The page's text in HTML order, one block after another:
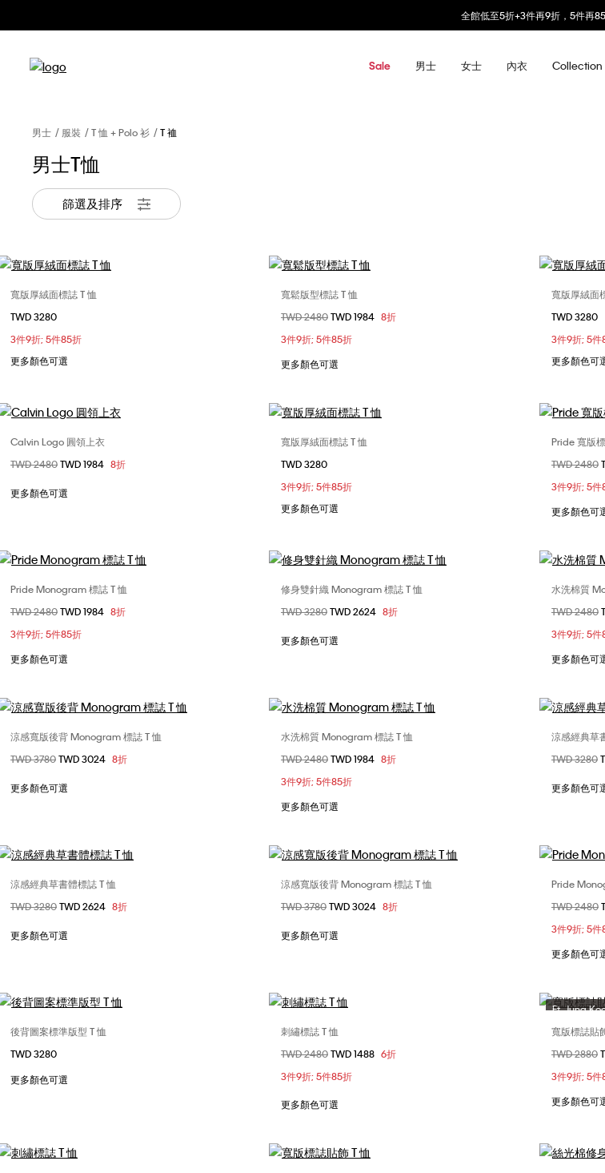
全館低至5折+3件再9折，5件再
Sale 男士 女士 內衣 Collection
男士 服裝 T 恤 + Polo 衫 T 裇
男士T恤
篩選及排序
XL
寬版厚絨面標誌 T 恤
TWD 3280
3件9折; 5件85折
更多顏色可選
XS
S
XXL
寬鬆版型標誌 T 恤
價格扣減從
TWD 2480至
TWD 1984 8折
3件9折; 5件85折
更多顏色可選
XS
寬版厚絨面
TWD 3280
3件9折; 5件
更多顏色可
選擇您的尺碼
XS
S
XXL
Calvin Logo 圓領上衣
價格扣減從
TWD 2480至
TWD 1984 8折
更多顏色可選
XS
XXL
寬版厚絨面標誌 T 恤
TWD 3280
3件9折; 5件85折
更多顏色可選
Pride 寬版
價格扣減從
TWD 2480
3件9折; 5件
更多顏色可
選擇您的尺碼
S
Pride Monogram 標誌 T 恤
價格扣減從
TWD 2480至
TWD 1984 8折
3件9折; 5件85折
更多顏色可選
選擇您的尺碼
S
M
修身雙針織 Monogram 標誌 T 恤
價格扣減從
TWD 3280至
TWD 2624 8折
更多顏色可選
S
水洗棉質
價格扣減從
TWD 2480
3件9折; 5件
更多顏色可
選擇您的尺碼
XS
S
XXL
涼感寬版後背 Monogram 標誌 T 恤
價格扣減從
TWD 3780至
TWD 3024 8折
更多顏色可選
選擇您的尺碼
XS
S
XXL
水洗棉質 Monogram 標誌 T 恤
價格扣減從
TWD 2480至
TWD 1984 8折
3件9折; 5件85折
更多顏色可選
涼感經典草
價格扣減從
TWD 3280
更多顏色可
選擇您的尺碼
XS
S
XL
涼感經典草書體標誌 T 恤
價格扣減從
TWD 3280至
TWD 2624 8折
更多顏色可選
選擇您的尺碼
XS
S
XXL
涼感寬版後背 Monogram 標誌 T 恤
價格扣減從
TWD 3780至
TWD 3024 8折
更多顏色可選
Pride
價格扣減從
TWD 2480
3件9折; 5件
更多顏色可
選擇您的尺碼
XL
後背圖案標準版型 T 恤
TWD 3280
更多顏色可選
S
M
刺繡標誌 T 恤
價格扣減從
TWD 2480至
TWD 1488 6折
3件9折; 5件85折
更多顏色可選
Ft. Jung
寬版標誌貼
價格扣減從
TWD 2880
3件9折; 5件
更多顏色可